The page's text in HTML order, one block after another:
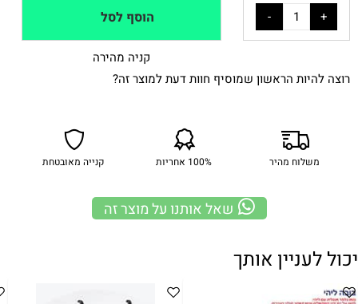
הוסף לסל
קניה מהירה
רוצה להיות הראשון שמוסיף חוות דעת למוצר זה?
משלוח מהיר 100% אחריות קנייה מאובטחת
שאל אותנו על מוצר זה
יכול לעניין אותך